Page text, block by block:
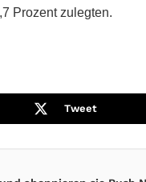
Prozent zulegten.
Tweet